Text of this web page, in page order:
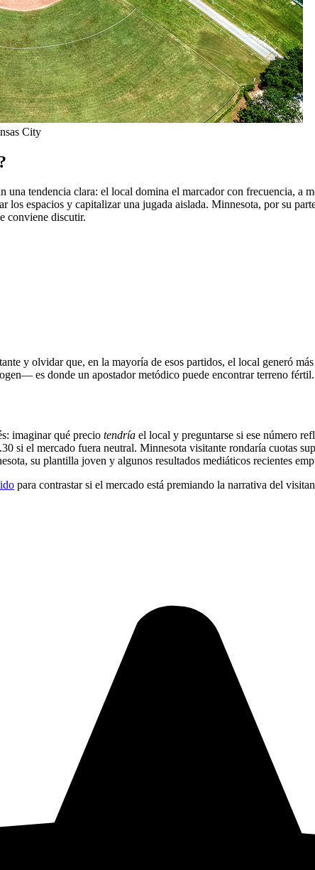
City
una tendencia clara: el local domina el marcador con frecuencia, a
espacios y capitalizar una jugada aislada. Minnesota, por su
conviene discutir.
y olvidar que, en la mayoría de esos partidos, el local generó
es donde un apostador metódico puede encontrar terreno fértil.
imaginar qué precio tendría el local y preguntarse si ese número
si el mercado fuera neutral. Minnesota visitante rondaría cuotas
su plantilla joven y algunos resultados mediáticos recientes
para contrastar si el mercado está premiando la narrativa del